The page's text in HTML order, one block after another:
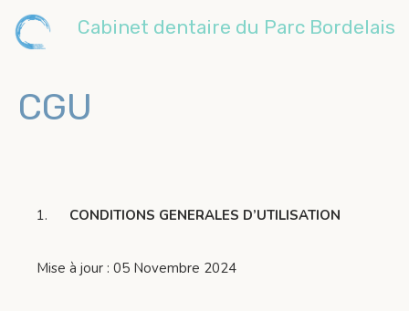
Cabinet dentaire du Parc Bordelais
CGU
1. CONDITIONS GENERALES D’UTILISATION
Mise à jour : 05 Novembre 2024